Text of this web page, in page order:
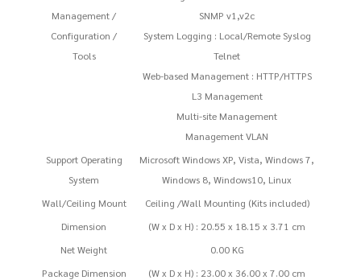
Management /
Configuration /
Tools
SNMP v1,v2c
System Logging : Local/Remote Syslog
Telnet
Web-based Management : HTTP/HTTPS
L3 Management
Multi-site Management
Management VLAN
Support Operating
System
Microsoft Windows XP, Vista, Windows 7,
Windows 8, Windows10, Linux
Wall/Ceiling Mount
Ceiling /Wall Mounting (Kits included)
Dimension
(W x D x H) : 20.55 x 18.15 x 3.71 cm
Net Weight
0.00 KG
Package Dimension
(W x D x H) : 23.00 x 36.00 x 7.00 cm